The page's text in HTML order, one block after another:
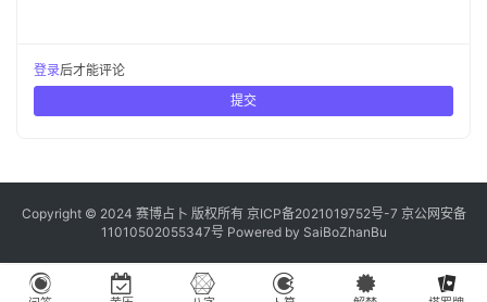
登录后才能评论
提交
Copyright © 2024 赛博占卜 版权所有 京ICP备2021019752号-7 京公网安备
11010502055347号 Powered by SaiBoZhanBu